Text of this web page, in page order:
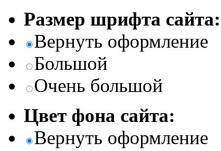
Размер шрифта сайта:
Вернуть оформление
Большой
Очень большой
Цвет фона сайта:
Вернуть оформление